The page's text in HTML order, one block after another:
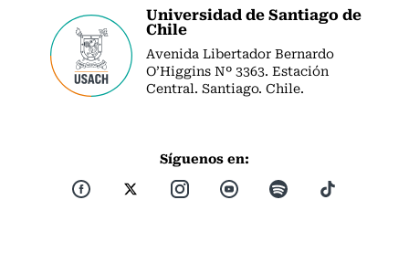
Universidad de Santiago de
Chile
Avenida Libertador Bernardo
O’Higgins Nº 3363. Estación
Central. Santiago. Chile.
Síguenos en: